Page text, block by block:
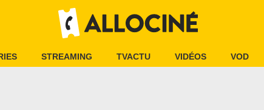
STREAMING TVACTU VIDÉOS VOD